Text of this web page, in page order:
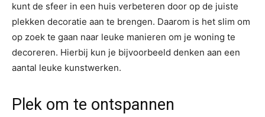
kunt de sfeer in een huis verbeteren door op de juiste
plekken decoratie aan te brengen. Daarom is het slim om
op zoek te gaan naar leuke manieren om je woning te
decoreren. Hierbij kun je bijvoorbeeld denken aan een
aantal leuke kunstwerken.
Plek om te ontspannen